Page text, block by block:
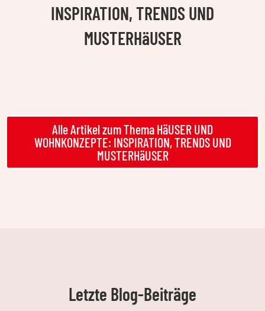
INSPIRATION, TRENDS UND
MUSTERHäUSER
Alle Artikel zum Thema HäUSER UND
WOHNKONZEPTE: INSPIRATION, TRENDS UND
MUSTERHäUSER
Letzte Blog-Beiträge